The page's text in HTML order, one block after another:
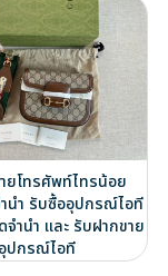
ยโทรศัพท์ไทรน้อย
นำ รับซื้ออุปกรณ์ไอที
ำนำ และ รับฝากขาย
อุปกรณ์ไอที